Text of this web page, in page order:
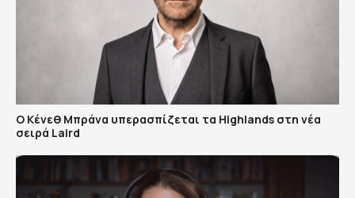
Ο Κένεθ Μπράνα υπερασπίζεται τα Highlands στη νέα
σειρά Laird